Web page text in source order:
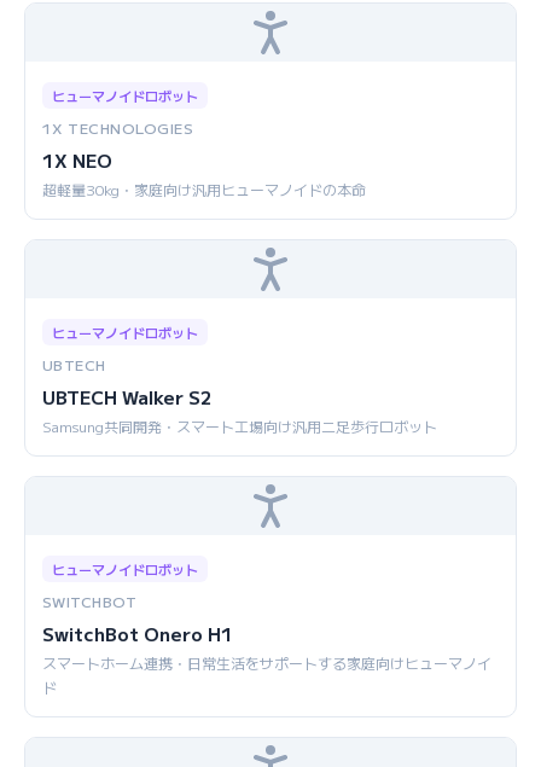
ヒューマノイドロボット
1X TECHNOLOGIES
1X NEO
超軽量30kg・家庭向け汎用ヒューマノイドの本命
ヒューマノイドロボット
UBTECH
UBTECH Walker S2
Samsung共同開発・スマート工場向け汎用二足歩行ロボット
ヒューマノイドロボット
SWITCHBOT
SwitchBot Onero H1
スマートホーム連携・日常生活をサポートする家庭向けヒューマノイ
ド